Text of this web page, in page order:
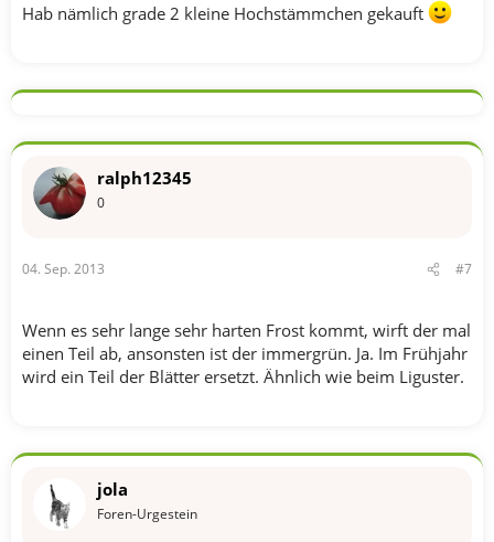
Hab nämlich grade 2 kleine Hochstämmchen gekauft
ralph12345
0
04. Sep. 2013 #7
Wenn es sehr lange sehr harten Frost kommt, wirft der mal
einen Teil ab, ansonsten ist der immergrün. Ja. Im Frühjahr
wird ein Teil der Blätter ersetzt. Ähnlich wie beim Liguster.
jola
Foren-Urgestein